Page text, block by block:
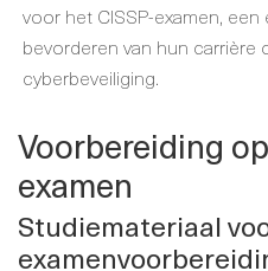
voor het CISSP-examen, een
bevorderen van hun carrière
cyberbeveiliging.
Voorbereiding
examen
Studiemateriaal